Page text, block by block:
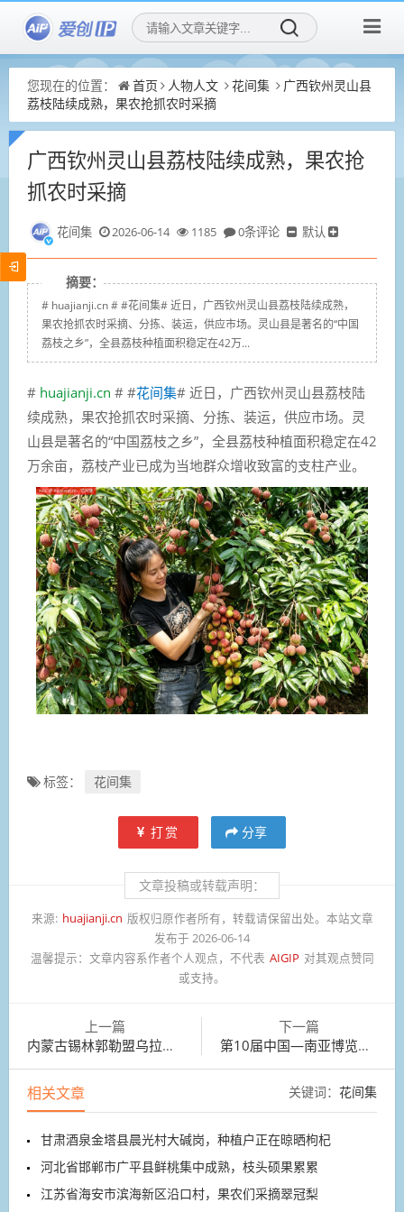
您现在的位置： 首页 人物人文 花间集
广西钦州灵山县
荔枝陆续成熟，果农抢抓农时采摘
广西钦州灵山县荔枝陆续成熟，果农抢
抓农时采摘
花间集 2026-06-14 1185 0条评论 默认
摘要：
# huajianji.cn # #花间集# 近日，广西钦州灵山县荔枝陆续成熟，
果农抢抓农时采摘、分拣、装运，供应市场。灵山县是著名的“中国
荔枝之乡”，全县荔枝种植面积稳定在42万...
# huajianji.cn # #花间集# 近日，广西钦州灵山县荔枝陆
续成熟，果农抢抓农时采摘、分拣、装运，供应市场。灵
山县是著名的“中国荔枝之乡”，全县荔枝种植面积稳定在42
万余亩，荔枝产业已成为当地群众增收致富的支柱产业。
标签： 花间集
打赏 分享
文章投稿或转载声明：
来源: huajianji.cn 版权归原作者所有，转载请保留出处。本站文章
发布于 2026-06-14
温馨提示： 文章内容系作者个人观点，不代表 AIGIP 对其观点赞同
或支持。
上一篇
内蒙古锡林郭勒盟乌拉盖草原草木葱茏、碧波万顷
下一篇
第10届中国—南亚博览会正在云南昆明举行
相关文章 关键词： 花间集
甘肃酒泉金塔县晨光村大碱岗，种植户正在晾晒枸杞
河北省邯郸市广平县鲜桃集中成熟，枝头硕果累累
江苏省海安市滨海新区沿口村，果农们采摘翠冠梨